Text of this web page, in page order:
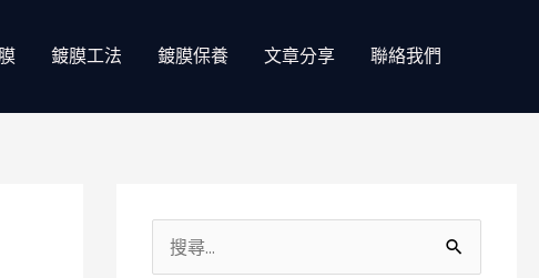
鍍膜工法 鍍膜保養 文章分享 聯絡我們